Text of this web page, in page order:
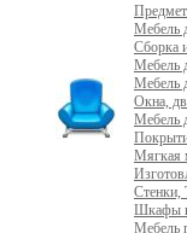
Мебель
Сборка
Мебель
Мебель
Окна,
Мебель
Мягкая
Стенки,
Шкафы
Мебель